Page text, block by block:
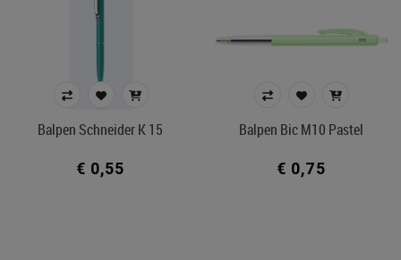
Balpen Schneider K 15
€ 0,55
Balpen Bic M10 Pastel
€ 0,75